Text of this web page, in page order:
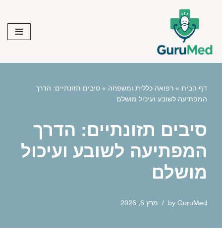
content
דף הבית » רפואה כללית ומשפחה » סיבים תזונתיים: הדרך
המפתיעה לשובע ועיכול מושלם
סיבים תזונתיים: הדרך
המפתיעה לשובע ועיכול
מושלם
by GuruMed מרץ 6, 2026